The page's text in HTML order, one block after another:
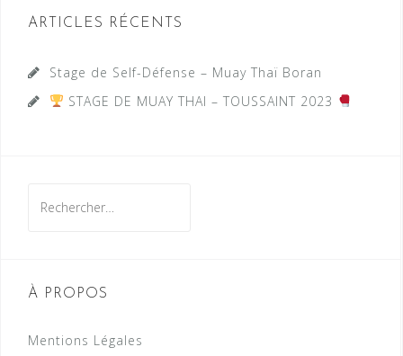
ARTICLES RÉCENTS
Stage de Self-Défense – Muay Thaï Boran
STAGE DE MUAY THAI – TOUSSAINT 2023
À PROPOS
Mentions Légales